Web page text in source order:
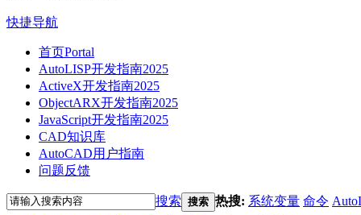
快捷导航
首页Portal
AutoLISP开发指南2025
ActiveX开发指南2025
ObjectARX开发指南2025
JavaScript开发指南2025
CAD知识库
AutoCAD用户指南
问题反馈
搜索 搜索 热搜: 系统变量 命令